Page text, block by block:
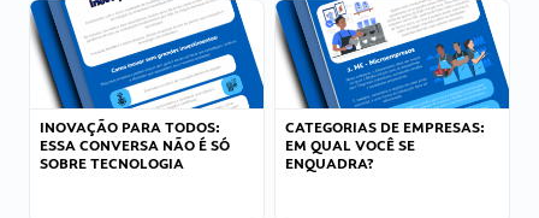
INOVAÇÃO PARA TODOS:
ESSA CONVERSA NÃO É SÓ
SOBRE TECNOLOGIA
CATEGORIAS DE EMPRESAS:
EM QUAL VOCÊ SE
ENQUADRA?